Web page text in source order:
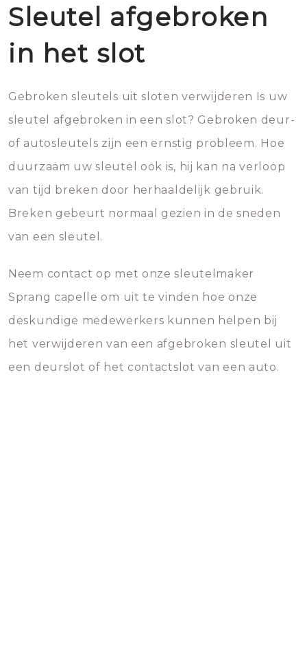
Sleutel afgebroken
in het slot
Gebroken sleutels uit sloten verwijderen Is uw
sleutel afgebroken in een slot? Gebroken deur-
of autosleutels zijn een ernstig probleem. Hoe
duurzaam uw sleutel ook is, hij kan na verloop
van tijd breken door herhaaldelijk gebruik.
Breken gebeurt normaal gezien in de sneden
van een sleutel.
Neem contact op met onze sleutelmaker
Sprang capelle om uit te vinden hoe onze
deskundige medewerkers kunnen helpen bij
het verwijderen van een afgebroken sleutel uit
een deurslot of het contactslot van een auto.